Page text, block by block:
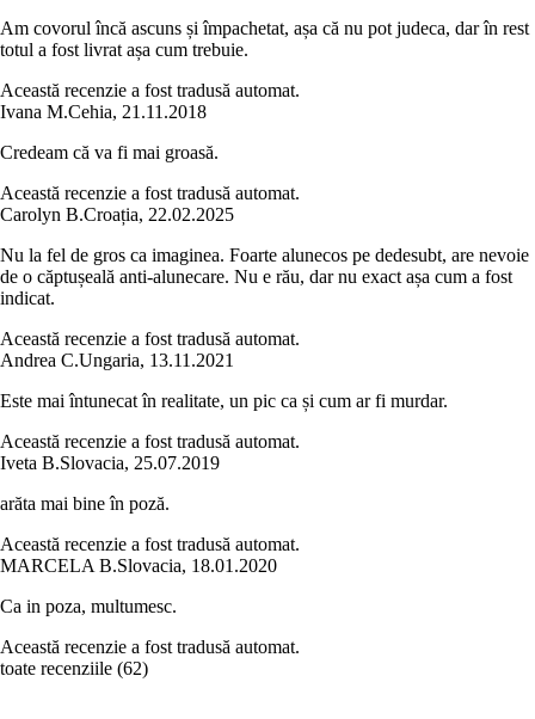
Am covorul încă ascuns și împachetat, așa că nu pot judeca, dar în rest
totul a fost livrat așa cum trebuie.
Această recenzie a fost tradusă automat.
Ivana M.Cehia, 21.11.2018
Credeam că va fi mai groasă.
Această recenzie a fost tradusă automat.
Carolyn B.Croația, 22.02.2025
Nu la fel de gros ca imaginea. Foarte alunecos pe dedesubt, are nevoie
de o căptușeală anti-alunecare. Nu e rău, dar nu exact așa cum a fost
indicat.
Această recenzie a fost tradusă automat.
Andrea C.Ungaria, 13.11.2021
Este mai întunecat în realitate, un pic ca și cum ar fi murdar.
Această recenzie a fost tradusă automat.
Iveta B.Slovacia, 25.07.2019
arăta mai bine în poză.
Această recenzie a fost tradusă automat.
MARCELA B.Slovacia, 18.01.2020
Ca in poza, multumesc.
Această recenzie a fost tradusă automat.
toate recenziile (62)